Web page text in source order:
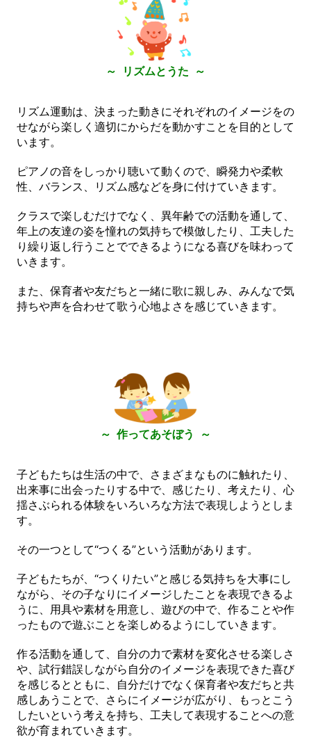
～ リズムとうた ～
リズム運動は、決まった動きにそれぞれのイメージをの
せながら楽しく適切にからだを動かすことを目的として
います。
ピアノの音をしっかり聴いて動くので、瞬発力や柔軟
性、バランス、リズム感などを身に付けていきます。
クラスで楽しむだけでなく、異年齢での活動を通して、
年上の友達の姿を憧れの気持ちで模倣したり、工夫した
り繰り返し行うことでできるようになる喜びを味わって
いきます。
また、保育者や友だちと一緒に歌に親しみ、みんなで気
持ちや声を合わせて歌う心地よさを感じていきます。
～ 作ってあそぼう ～
子どもたちは生活の中で、さまざまなものに触れたり、
出来事に出会ったりする中で、感じたり、考えたり、心
揺さぶられる体験をいろいろな方法で表現しようとしま
す。
その一つとして“つくる”という活動があります。
子どもたちが、“つくりたい”と感じる気持ちを大事にし
ながら、その子なりにイメージしたことを表現できるよ
うに、用具や素材を用意し、遊びの中で、作ることや作
ったもので遊ぶことを楽しめるようにしていきます。
作る活動を通して、自分の力で素材を変化させる楽しさ
や、試行錯誤しながら自分のイメージを表現できた喜び
を感じるとともに、自分だけでなく保育者や友だちと共
感しあうことで、さらにイメージが広がり、もっとこう
したいという考えを持ち、工夫して表現することへの意
欲が育まれていきます。